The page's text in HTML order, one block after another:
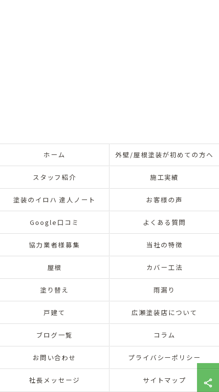
ホーム 外壁/屋根塗装が初めての方へ
スタッフ紹介 施工実績
塗装のイロハ 達人ノート お客様の声
Google口コミ よくある質問
協力業者様募集 当社の特徴
屋根 カバー工法
塗り替え 雨漏り
戸建て 広瀬塗装店について
ブログ一覧 コラム
お問い合わせ プライバシーポリシー
社長メッセージ サイトマップ